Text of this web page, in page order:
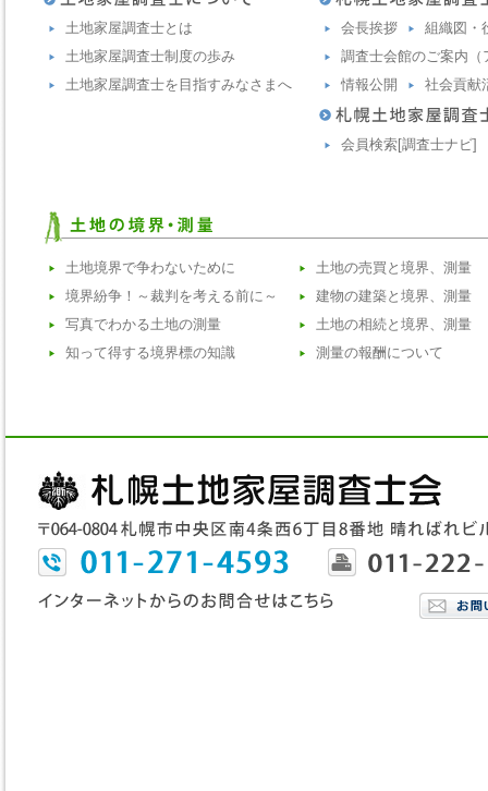
土地家屋調査士とは
土地家屋調査士制度の歩み
土地家屋調査士を目指すみなさまへ
会長挨拶
組織図・
調査士会館のご案内（
情報公開
社会貢献
会員検索[調査士ナビ]
土地境界で争わないために
境界紛争！～裁判を考える前に～
写真でわかる土地の測量
知って得する境界標の知識
土地の売買と境界、測量
建物の建築と境界、測量
土地の相続と境界、測量
測量の報酬について